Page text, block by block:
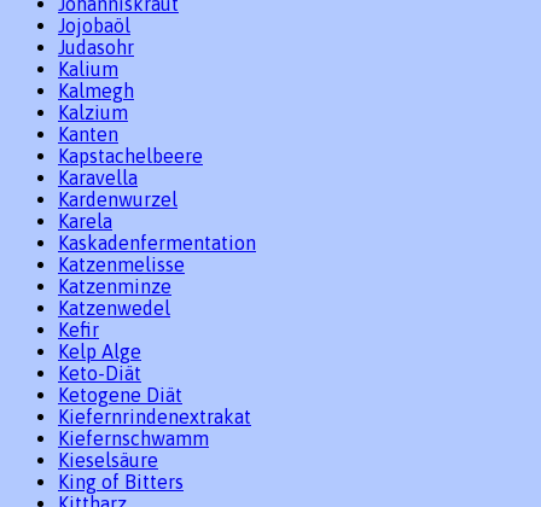
Jojobaöl
Judasohr
Kalium
Kalmegh
Kalzium
Kanten
Kapstachelbeere
Karavella
Kardenwurzel
Karela
Kaskadenfermentation
Katzenmelisse
Katzenminze
Katzenwedel
Kefir
Kelp Alge
Keto-Diät
Ketogene Diät
Kiefernrindenextrakat
Kiefernschwamm
Kieselsäure
King of Bitters